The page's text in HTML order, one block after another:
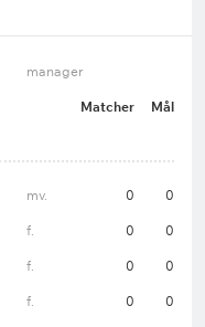
manager
Matcher Mål
mv. 0 0
f. 0 0
f. 0 0
f. 0 0